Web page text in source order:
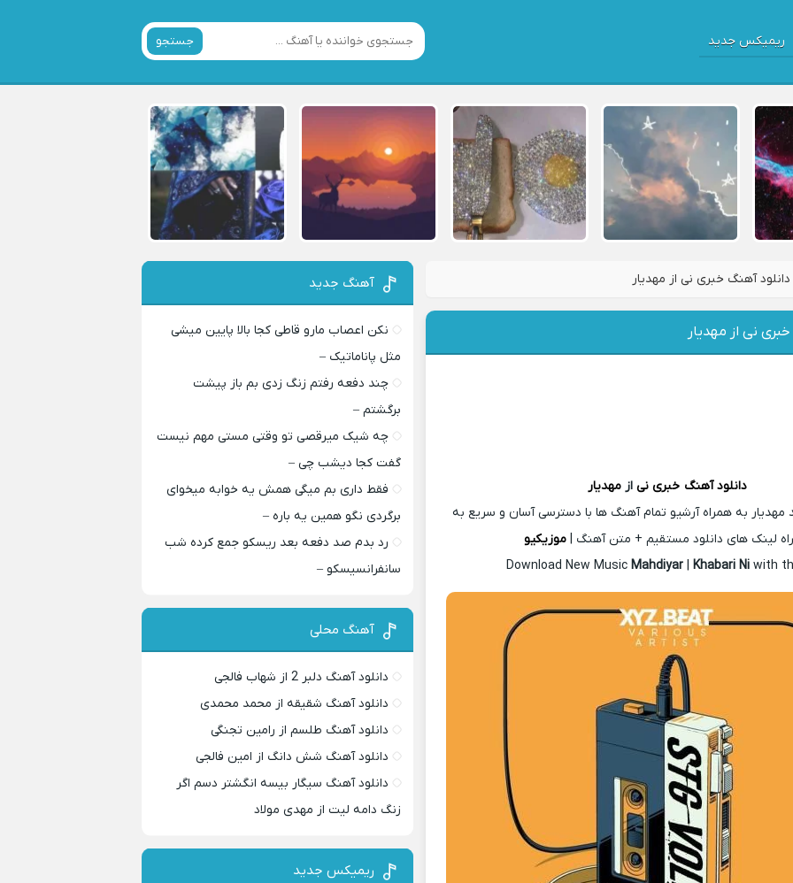
ریمیکس جدید جستجو
دانلود آهنگ خبری نی از مهدیار
نی از مهدیار
دانلود آهنگ خبری نی ازمهدیار
مهدیار به همراه آرشیو تمام آهنگ ها با دسترسی آسان و سریع به
لینک های دانلود مستقیم + متن آهنگ | موزیکیو
Download New Music Mahdiyar| Khabari Ni with
آهنگ جدید
نکن اعصاب مارو قاطی کجا بالا پایین میشی
مثل پاناماتیک –
چند دفعه رفتم زنگ زدی بم باز پیشت
برگشتم –
چه شیک میرقصی تو وقتی مستی مهم نیست
گفت کجا دیشب چی –
فقط داری بم میگی همش یه خوابه میخوای
برگردی نگو همین یه باره –
رد بدم صد دفعه بعد ریسکو جمع کرده شب
سانفرانسیسکو –
آهنگ محلی
دانلود آهنگ دلبر 2 از شهاب فالجی
دانلود آهنگ شقیقه از محمد محمدی
دانلود آهنگ طلسم از رامین تجنگی
دانلود آهنگ شش دانگ از امین فالجی
دانلود آهنگ سیگار بیسه انگشتر دسم اگر
زنگ دامه لیت از مهدی مولاد
ریمیکس جدید